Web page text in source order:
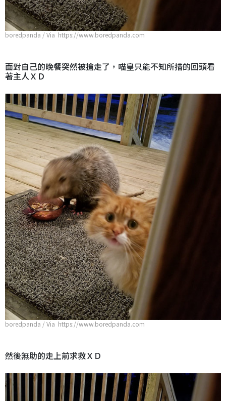
boredpanda / Via https://www.boredpanda.com
面對自己的晚餐突然被搶走了，喵皇只能不知所措的回頭看
著主人ＸＤ
boredpanda / Via https://www.boredpanda.com
然後無助的走上前求救ＸＤ